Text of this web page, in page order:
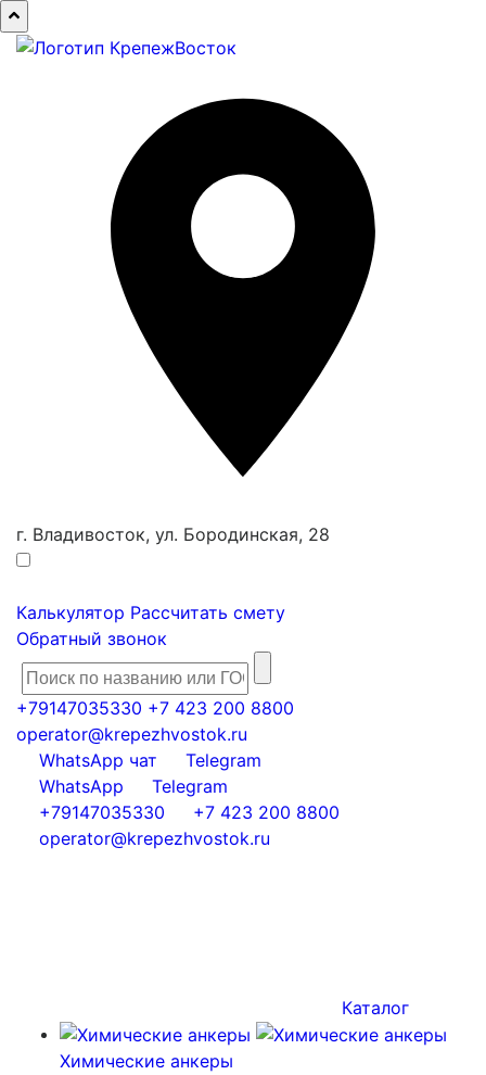
г. Владивосток, ул. Бородинская, 28
Калькулятор Рассчитать смету
Обратный звонок
+79147035330 +7 423 200 8800
operator@krepezhvostok.ru
WhatsApp чат
Telegram
WhatsApp
Telegram
+79147035330
+7 423 200 8800
operator@krepezhvostok.ru
Каталог
Химические анкеры